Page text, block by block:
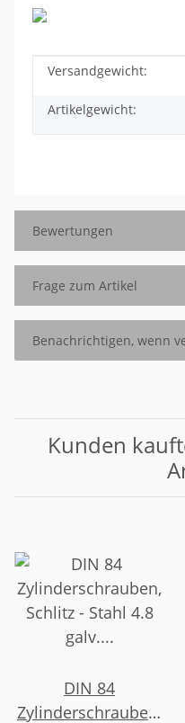
Wert
Versandgewicht:
Artikelgewicht:
Bewertungen
Frage zum Artikel
Benachrichtigen, wenn
Kunden
DIN 84
Zylinderschrauben,